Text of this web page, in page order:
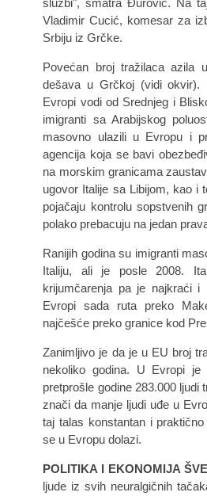
službi", smatra Đurović. Na
Vladimir Cucić, komesar za
Srbiju iz Grčke.
Povećan broj tražilaca azila
dešava u Grčkoj (vidi okvir).
Evropi vodi od Srednjeg i
imigranti sa Arabijskog
masovno ulazili u Evropu i
agencija koja se bavi
na morskim granicama
ugovor Italije sa Libijom, kao i
pojačaju kontrolu sopstvenih
polako prebacuju na jedan
Ranijih godina su imigranti
Italiju, ali je posle 2008.
krijumčarenja pa je najkraći
Evropi sada ruta preko
najčešće preko granice kod
Zanimljivo je da je u EU broj
nekoliko godina. U Evropi
pretprošle godine 283.000 ljudi
znači da manje ljudi uđe u
taj talas konstantan i
se u Evropu dolazi.
POLITIKA I EKONOMIJA
ljude iz svih neuralgičnih